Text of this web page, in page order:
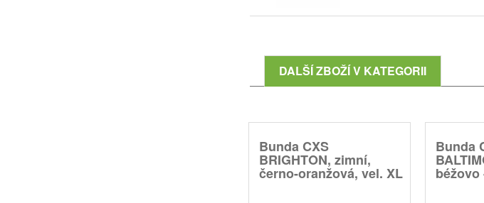
DALŠÍ ZBOŽÍ V KATEGORII
Bunda CXS
BRIGHTON, zimní,
černo-oranžová, vel. XL
Bunda
béžovo